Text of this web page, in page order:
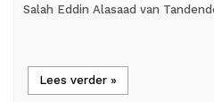
Salah Eddin Alasaad van
Lees verder »